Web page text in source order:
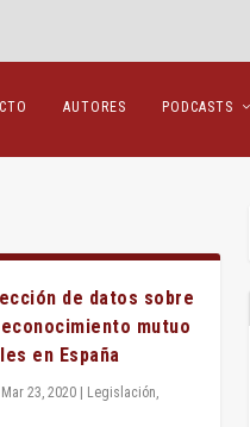
AUTORES PODCASTS
de datos sobre
mutuo
en España
Mar 23, 2020 Legislación,